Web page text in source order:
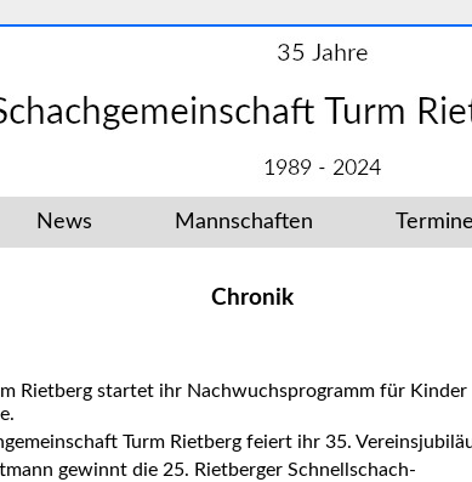
News Mannschaften Termine
Chronik
Rietberg startet ihr Nachwuchsprogramm für Kinder
Turm Rietberg feiert ihr 35.
gewinnt die 25. Rietberger Schnellschach-